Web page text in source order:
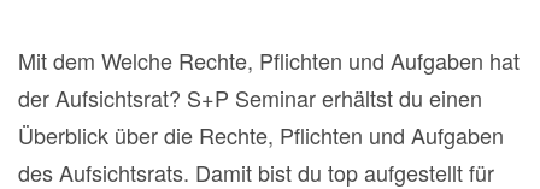
Mit dem Welche Rechte, Pflichten und Aufgaben hat
der Aufsichtsrat? S+P Seminar erhältst du einen
Überblick über die Rechte, Pflichten und Aufgaben
des Aufsichtsrats. Damit bist du top aufgestellt für